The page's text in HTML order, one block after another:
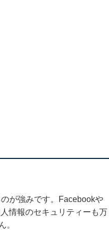
が強みです。Facebookや
情報のセキュリティーも万
。